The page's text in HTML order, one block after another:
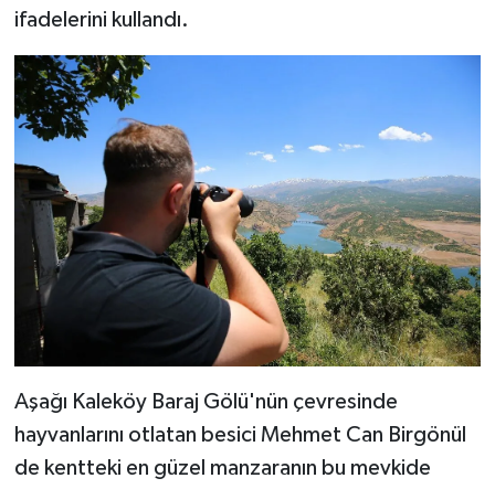
ifadelerini kullandı.
Aşağı Kaleköy Baraj Gölü'nün çevresinde
hayvanlarını otlatan besici Mehmet Can Birgönül
de kentteki en güzel manzaranın bu mevkide